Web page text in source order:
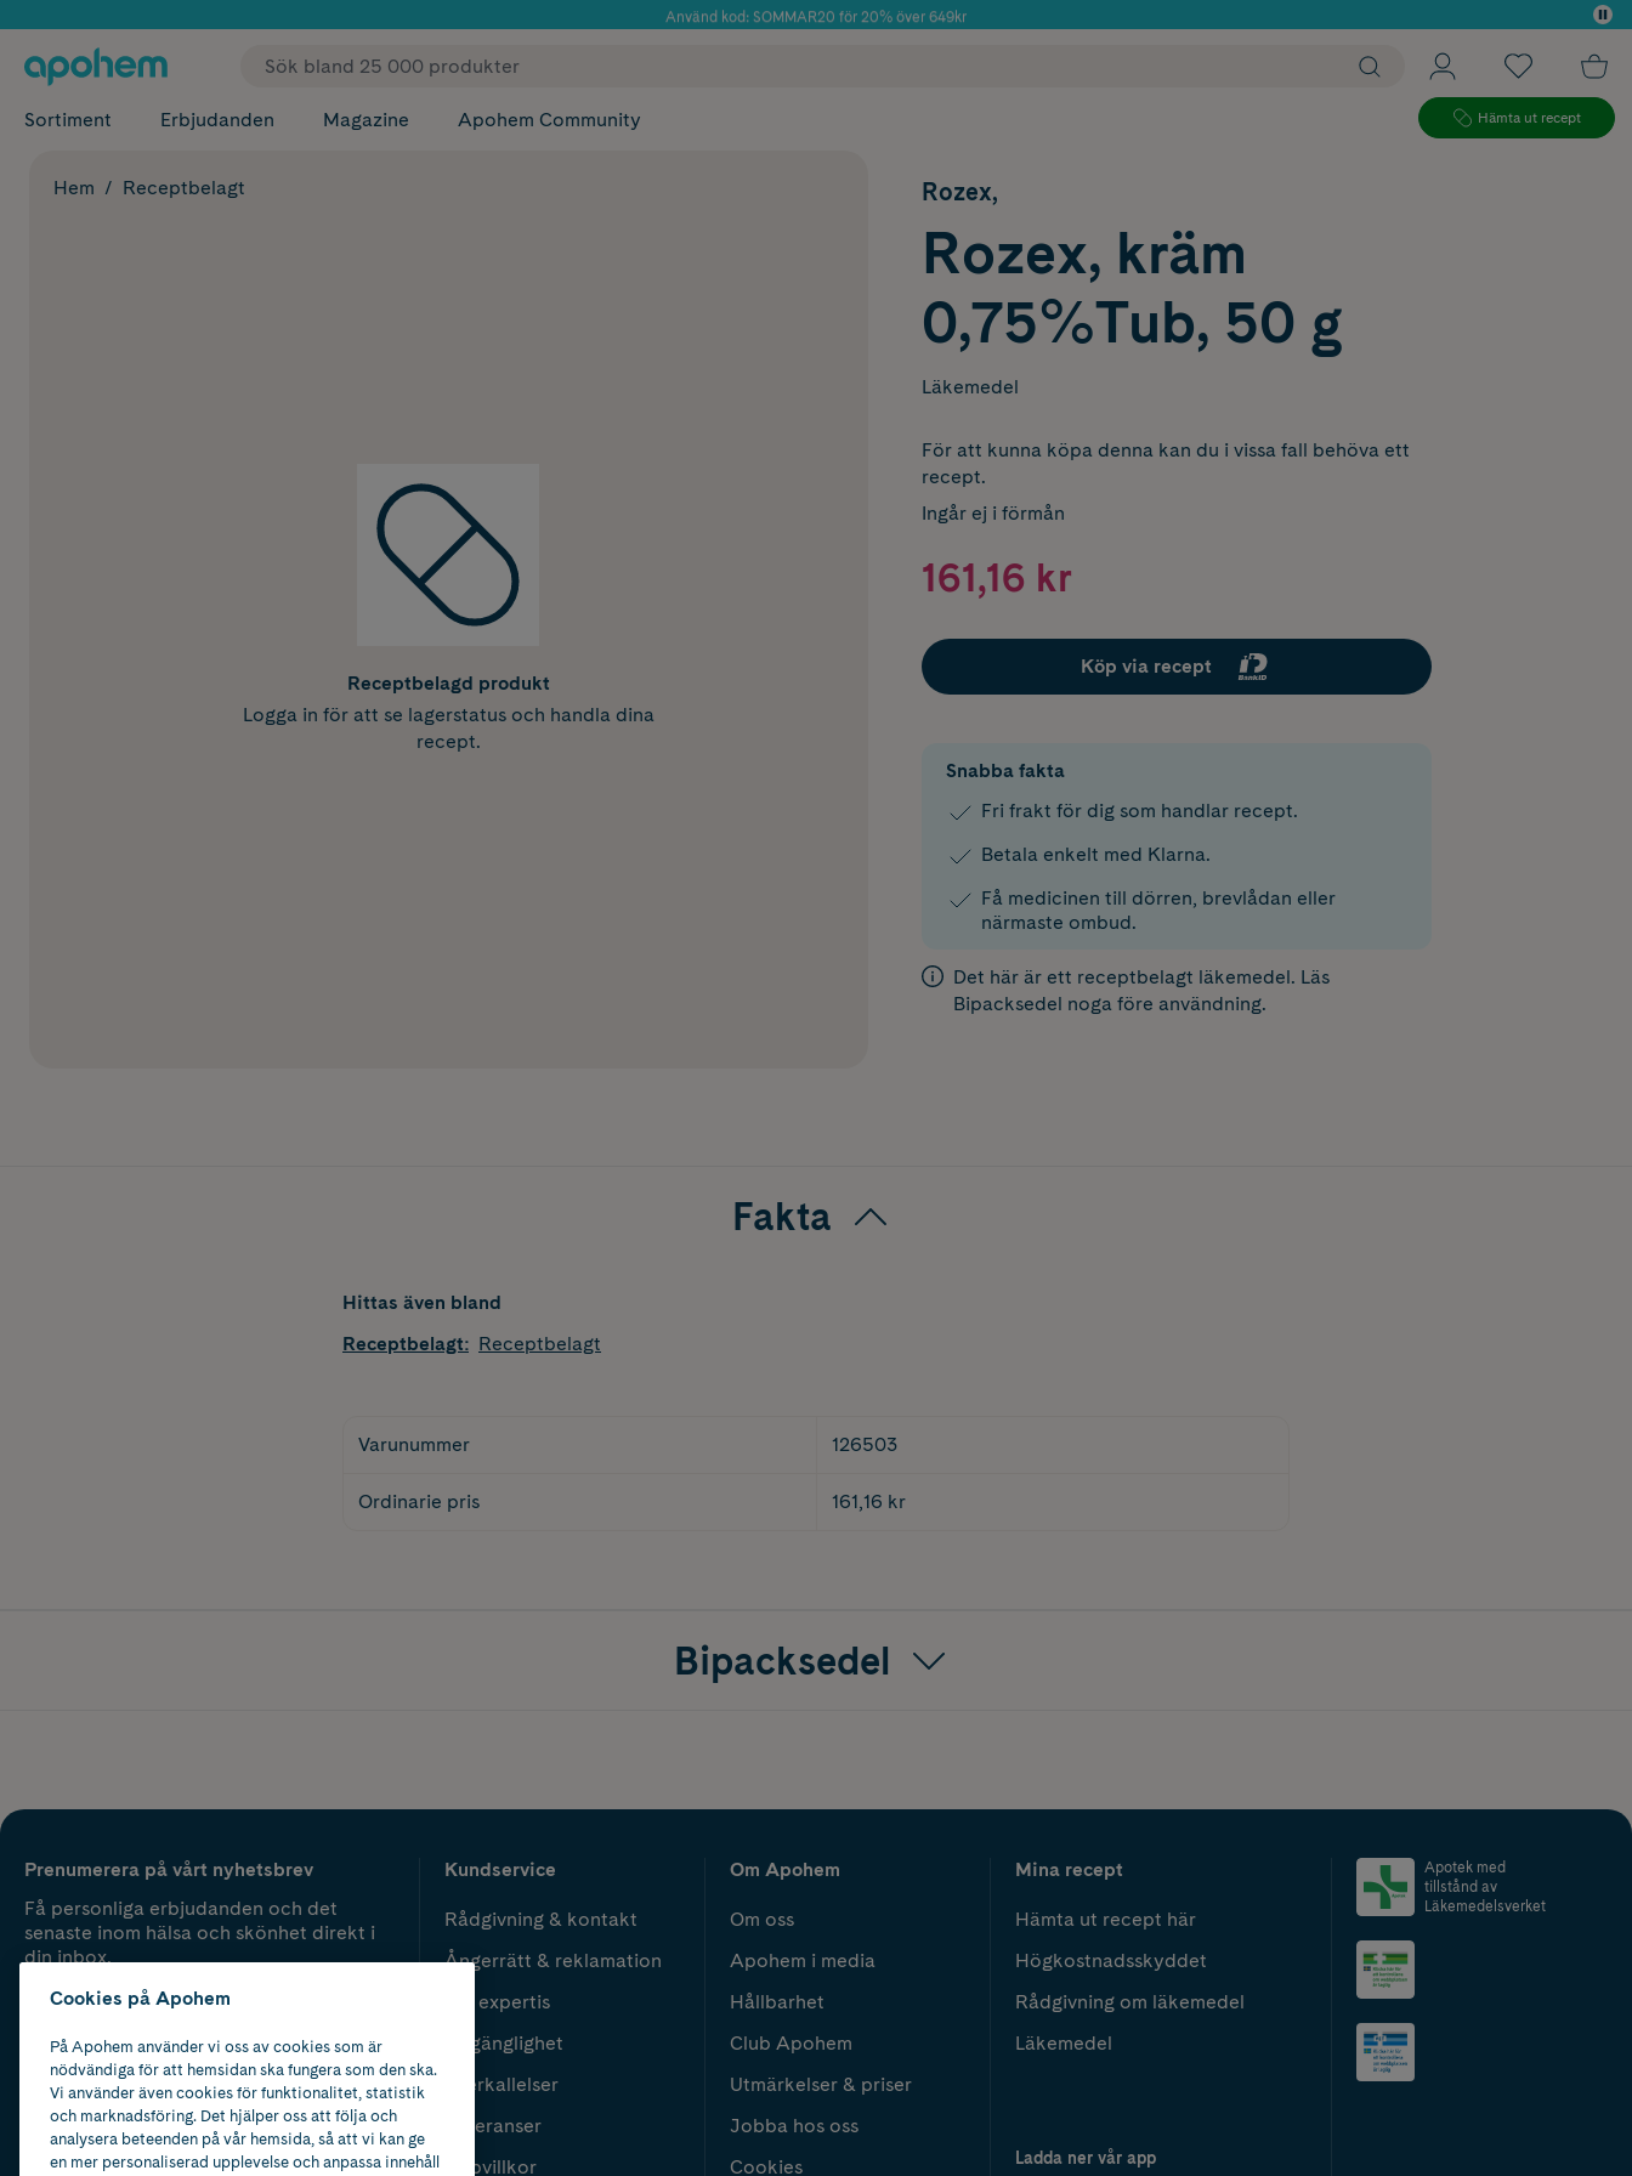
Använd kod: SOMMAR20 för 20% över 649kr
✓ Fri frakt
Sortiment Erbjudanden Magazine Apohem Community Hämta ut recept
Hem Receptbelagt
Receptbelagd produkt
Logga in för att se lagerstatus och handla dina
recept.
Rozex,
Rozex, kräm
0,75%Tub, 50 g
Läkemedel
För att kunna köpa denna kan du i vissa fall behöva ett
recept.
Ingår ej i förmån
161,16 kr
Köp via recept
Snabba fakta
Fri frakt för dig som handlar recept.
Betala enkelt med Klarna.
Få medicinen till dörren, brevlådan eller
närmaste ombud.
Det här är ett receptbelagt läkemedel. Läs
Bipacksedel noga före användning.
Fakta
Hittas även bland
Receptbelagt: Receptbelagt
Varunummer 126503
Ordinarie pris 161,16 kr
Bipacksedel
Prenumerera på vårt nyhetsbrev
Få personliga erbjudanden och det
senaste inom hälsa och skönhet direkt i
din inbox.
Kundservice
Rådgivning & kontakt
Ångerrätt & reklamation
Vår expertis
Tillgänglighet
Återkallelser
Leveranser
Köpvillkor
Om Apohem
Om oss
Apohem i media
Hållbarhet
Club Apohem
Utmärkelser & priser
Jobba hos oss
Cookies
Mina recept
Hämta ut recept här
Högkostnadsskyddet
Rådgivning om läkemedel
Läkemedel
Ladda ner vår app
Apotek med
tillstånd av
Läkemedelsverket
Cookies på Apohem
På Apohem använder vi oss av cookies som är
nödvändiga för att hemsidan ska fungera som den ska.
Vi använder även cookies för funktionalitet, statistik
och marknadsföring. Det hjälper oss att följa och
analysera beteenden på vår hemsida, så att vi kan ge
en mer personaliserad upplevelse och anpassa innehåll